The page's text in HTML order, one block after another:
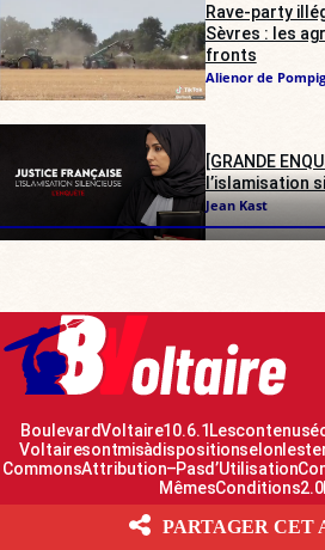
Rave-party
Sèvres : les
fronts
Alienor de
[GRANDE
l’islamisation
Jean Kast
Boulevard Voltaire 10.6.1 Les contenus
Voltaire sont mis à disposition selon les
Commons Attribution – Pas d’Utilisation
Mêmes Conditions
PARTAGER CET